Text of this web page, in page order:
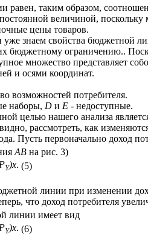
равен, таким образом,
величиной,
цены товаров.
уже знаем свойства бюджетной
бюджетному ограничению..
множество представляет
и осями координат.
возможностей потребителя.
наборы, D и Е - недоступные.
целью нашего анализа
рассмотреть, как
Пусть первоначально доход
АВ на рис. 3)
Y)x. (5)
линии при изменении
что доход потребителя
линии имеет вид
Y)x. (6)